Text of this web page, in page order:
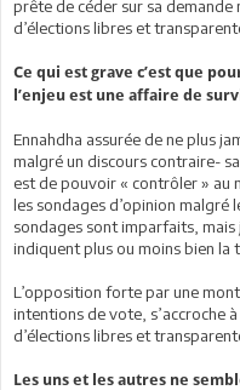
prête de céder sur sa demande
d’élections libres et
Ce qui est grave c’est que
l’enjeu est une affaire de
Ennahdha assurée de ne plus
malgré un discours contraire-
est de pouvoir « contrôler » au
les sondages d’opinion malgré
sondages sont imparfaits, mais
indiquent plus ou moins bien la
L’opposition forte par une
intentions de vote, s’accroche
d’élections libres et
Les uns et les autres ne